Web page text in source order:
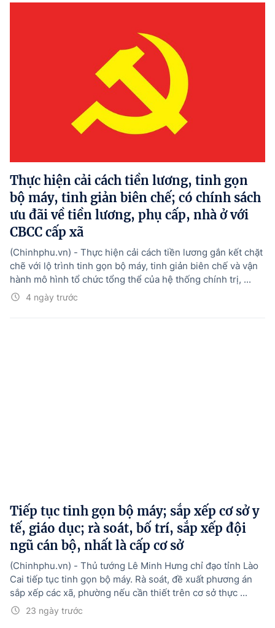
Thực hiện cải cách tiền lương, tinh gọn
bộ máy, tinh giản biên chế; có chính sách
ưu đãi về tiền lương, phụ cấp, nhà ở với
CBCC cấp xã
4 ngày trước
(Chinhphu.vn) - Thực hiện cải cách tiền lương gắn kết chặt
chẽ với lộ trình tinh gọn bộ máy, tinh giản biên chế và vận
hành mô hình tổ chức tổng thể của hệ thống chính trị, ...
Tiếp tục tinh gọn bộ máy; sắp xếp cơ sở y
tế, giáo dục; rà soát, bố trí, sắp xếp đội
ngũ cán bộ, nhất là cấp cơ sở
23 ngày trước
(Chinhphu.vn) - Thủ tướng Lê Minh Hưng chỉ đạo tỉnh Lào
Cai tiếp tục tinh gọn bộ máy. Rà soát, đề xuất phương án
sắp xếp các xã, phường nếu cần thiết trên cơ sở thực ...